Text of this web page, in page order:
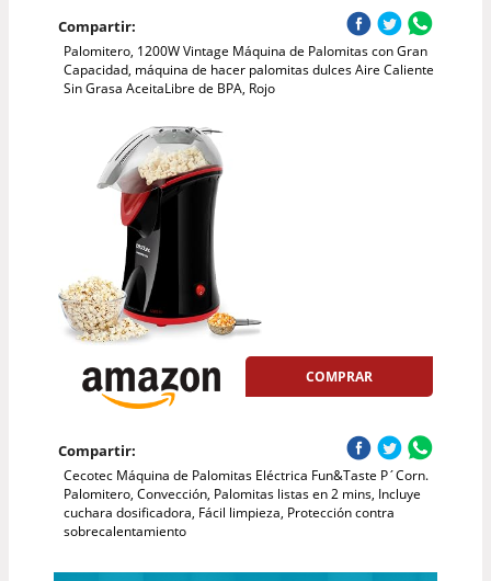
Compartir:
Palomitero, 1200W Vintage Máquina de Palomitas con Gran
Capacidad, máquina de hacer palomitas dulces Aire Caliente
Sin Grasa AceitaLibre de BPA, Rojo
COMPRAR
Compartir:
Cecotec Máquina de Palomitas Eléctrica Fun&Taste P´Corn.
Palomitero, Convección, Palomitas listas en 2 mins, Incluye
cuchara dosificadora, Fácil limpieza, Protección contra
sobrecalentamiento